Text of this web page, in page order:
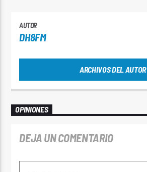
AUTOR
DH8FM
ARCHIVOS DEL AUTOR
OPINIONES
DEJA UN COMENTARIO